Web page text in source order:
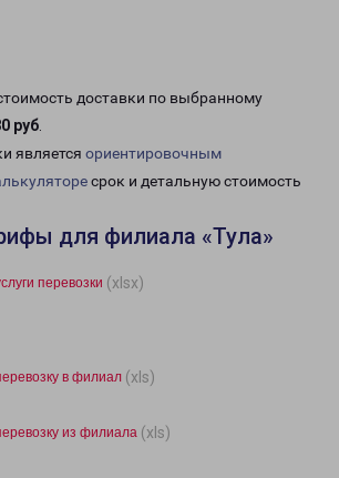
доставки по выбранному
руб.
является ориентировочным
срок и детальную стоимость
для филиала «Тула»
перевозки (xlsx)
в филиал (xls)
из филиала (xls)